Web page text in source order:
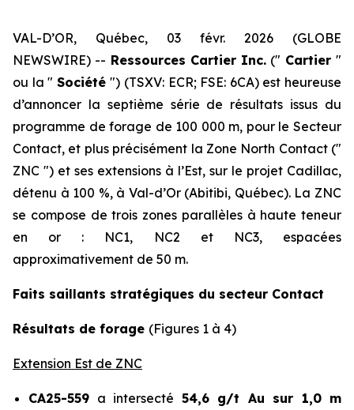
VAL-D’OR, Québec, 03 févr. 2026 (GLOBE
NEWSWIRE) -- Ressources Cartier Inc. (″ Cartier″
ou la ″ Société″) (TSXV: ECR; FSE: 6CA) est heureuse
d’annoncer la septième série de résultats issus du
programme de forage de 100 000 m, pour le Secteur
Contact, et plus précisément la Zone North Contact (″
ZNC ″) et ses extensions à l’Est, sur le projet Cadillac,
détenu à 100 %, à Val-d’Or (Abitibi, Québec). La ZNC
se compose de trois zones parallèles à haute teneur
en or : NC1, NC2 et NC3, espacées
approximativement de 50 m.
Faits saillants stratégiques du secteur Contact
Résultats de forage (Figures 1 à 4)
Extension Est de ZNC
CA25-559 a intersecté 54,6 g/t Au sur 1,0 m